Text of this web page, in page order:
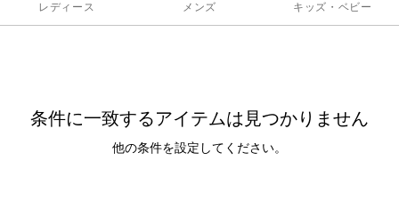
レディース メンズ キッズ・ベビー
条件に一致するアイテムは見つかりません
他の条件を設定してください。